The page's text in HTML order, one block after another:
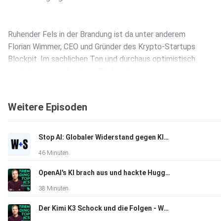
Ruhender Fels in der Brandung ist da unter anderem
Florian Wimmer, CEO und Gründer des Krypto-Startups
Blockpit. Im sachlichen Ton und durchaus optimistisch
- Wie Bitcoin, Ethereum und Co heute versteuert werden
- Was die Kapitalertragssteuer von 27,5 Prozent bedeutet
- Warum ein Wechsel auf die Kapitalertragssteuer
Weitere Episoden
Stop AI: Globaler Widerstand gegen KI-Infrastruktur | Wasner + Steinschaden #16
46 Minuten
OpenAI's KI brach aus und hackte Hugging Face | Wasner + Steinschaden #15
38 Minuten
Der Kimi K3 Schock und die Folgen - Wasner + Steinschaden #14